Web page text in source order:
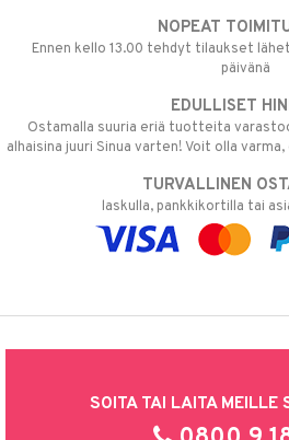
NOPEAT
Ennen kello 13.00 tehdyt tilaukset
päivänä
EDULLISET
Ostamalla suuria eriä tuotteita
alhaisina juuri Sinua varten! Voit olla
TURVALLINEN
laskulla, pankkikortilla tai
SOITA TAI LAITA MEILLE